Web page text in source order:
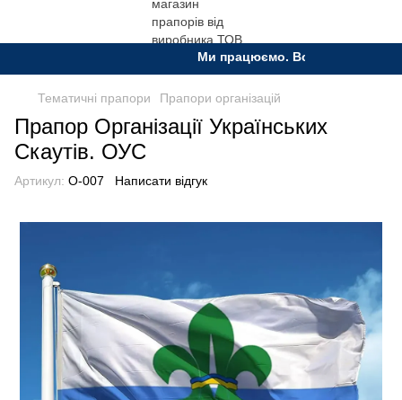
Ми працюємо. Все буде Україна!
Тематичні прапори Прапори організацій
Прапор Організації Українських
Скаутів. ОУС
Артикул: О-007 Написати відгук